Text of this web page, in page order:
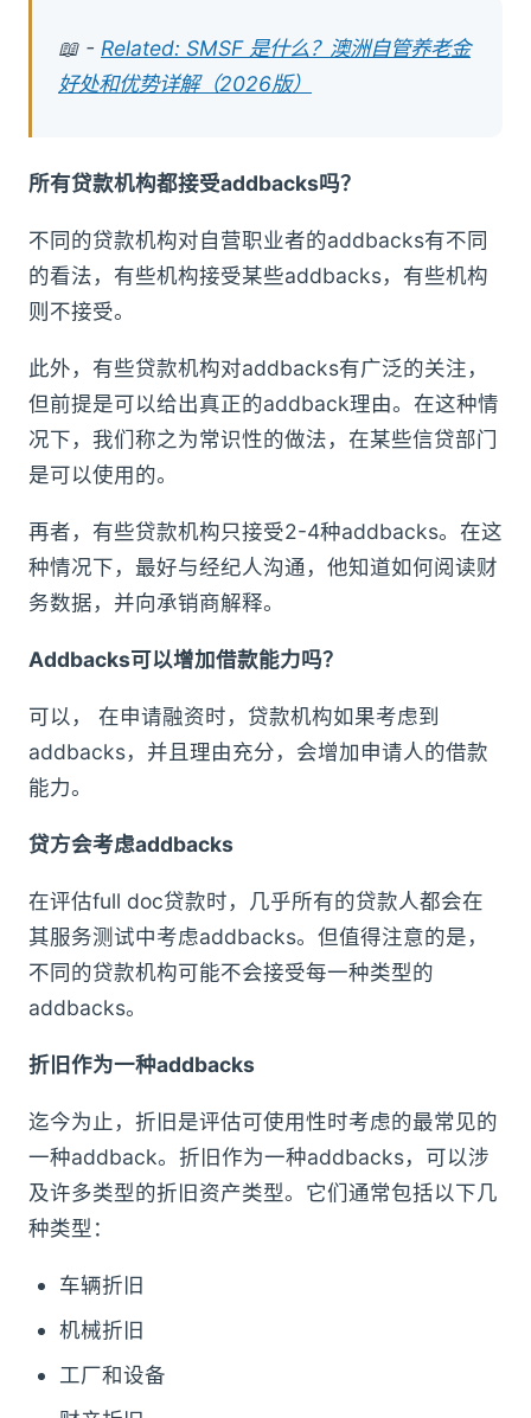
📖 - Related: SMSF 是什么？澳洲自管养老金
好处和优势详解（2026版）
所有贷款机构都接受addbacks吗？
不同的贷款机构对自营职业者的addbacks有不同
的看法，有些机构接受某些addbacks，有些机构
则不接受。
此外，有些贷款机构对addbacks有广泛的关注，
但前提是可以给出真正的addback理由。在这种情
况下，我们称之为常识性的做法，在某些信贷部门
是可以使用的。
再者，有些贷款机构只接受2-4种addbacks。在这
种情况下，最好与经纪人沟通，他知道如何阅读财
务数据，并向承销商解释。
Addbacks可以增加借款能力吗？
可以， 在申请融资时，贷款机构如果考虑到
addbacks，并且理由充分，会增加申请人的借款
能力。
贷方会考虑addbacks
在评估full doc贷款时，几乎所有的贷款人都会在
其服务测试中考虑addbacks。但值得注意的是，
不同的贷款机构可能不会接受每一种类型的
addbacks。
折旧作为一种addbacks
迄今为止，折旧是评估可使用性时考虑的最常见的
一种addback。折旧作为一种addbacks，可以涉
及许多类型的折旧资产类型。它们通常包括以下几
种类型：
车辆折旧
机械折旧
工厂和设备